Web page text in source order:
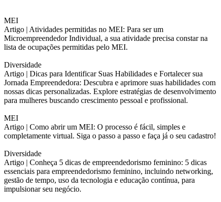
MEI
Artigo | Atividades permitidas no MEI: Para ser um
Microempreendedor Individual, a sua atividade precisa constar na
lista de ocupações permitidas pelo MEI.
Diversidade
Artigo | Dicas para Identificar Suas Habilidades e Fortalecer sua
Jornada Empreendedora: Descubra e aprimore suas habilidades com
nossas dicas personalizadas. Explore estratégias de desenvolvimento
para mulheres buscando crescimento pessoal e profissional.
MEI
Artigo | Como abrir um MEI: O processo é fácil, simples e
completamente virtual. Siga o passo a passo e faça já o seu cadastro!
Diversidade
Artigo | Conheça 5 dicas de empreendedorismo feminino: 5 dicas
essenciais para empreendedorismo feminino, incluindo networking,
gestão de tempo, uso da tecnologia e educação contínua, para
impulsionar seu negócio.